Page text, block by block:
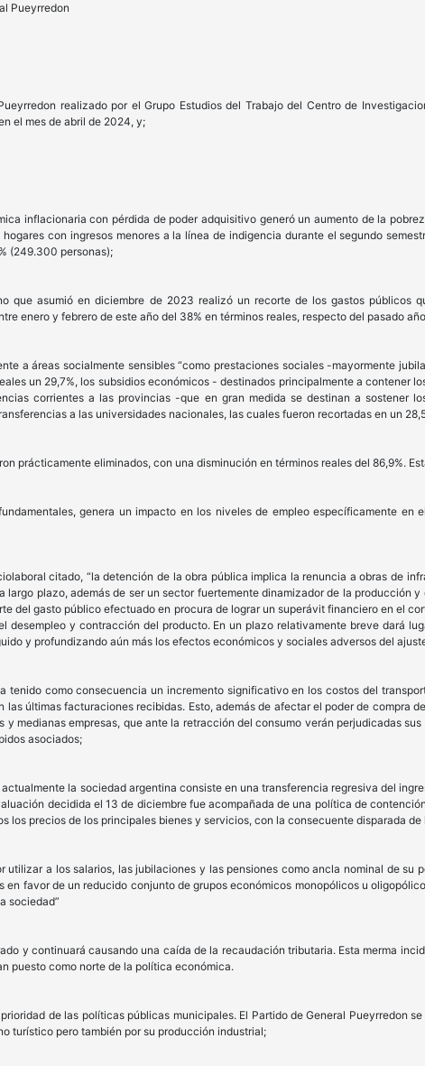
Pueyrredon
realizado por el Grupo Estudios del Trabajo del Centro de
el mes de abril de 2024, y;
inflacionaria con pérdida de poder adquisitivo generó un aumento de la
con ingresos menores a la línea de indigencia durante el segundo
(249.300 personas);
que asumió en diciembre de 2023 realizó un recorte de los gastos públicos
enero y febrero de este año del 38% en términos reales, respecto del pasado
a áreas socialmente sensibles “como prestaciones sociales -mayormente
un 29,7%, los subsidios económicos - destinados principalmente a contener
corrientes a las provincias -que en gran medida se destinan a sostener
a las universidades nacionales, las cuales fueron recortadas en un
prácticamente eliminados, con una disminución en términos reales del 86,9%.
genera un impacto en los niveles de empleo específicamente en
citado, “la detención de la obra pública implica la renuncia a obras de
plazo, además de ser un sector fuertemente dinamizador de la producción
del gasto público efectuado en procura de lograr un superávit financiero en el
desempleo y contracción del producto. En un plazo relativamente breve dará
y profundizando aún más los efectos económicos y sociales adversos del
tenido como consecuencia un incremento significativo en los costos del
últimas facturaciones recibidas. Esto, además de afectar el poder de compra
medianas empresas, que ante la retracción del consumo verán perjudicadas
asociados;
la sociedad argentina consiste en una transferencia regresiva del
decidida el 13 de diciembre fue acompañada de una política de
los precios de los principales bienes y servicios, con la consecuente disparada
utilizar a los salarios, las jubilaciones y las pensiones como ancla nominal de su
favor de un reducido conjunto de grupos económicos monopólicos u
sociedad”
y continuará causando una caída de la recaudación tributaria. Esta merma
puesto como norte de la política económica.
de las políticas públicas municipales. El Partido de General Pueyrredon
turístico pero también por su producción industrial;